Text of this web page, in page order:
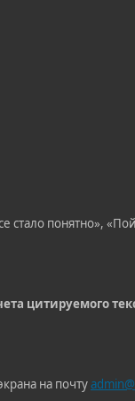
стало понятно»,
цитируемого
на почту